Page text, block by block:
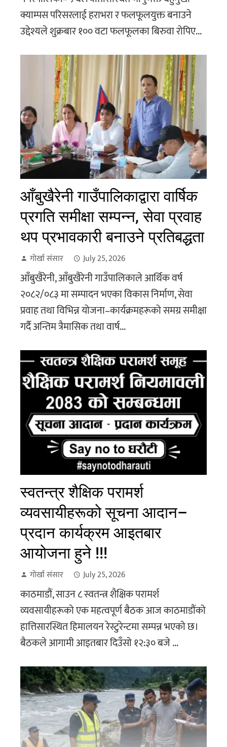
क्याम्पस परिसरलाई हराभरा र फलफूलयुक्त बनाउने
उद्देश्यले शुक्रबार १०० वटा फलफूलका बिरुवा रोपिए...
आँबुखैरेनी गाउँपालिकाद्वारा वार्षिक
प्रगति समीक्षा सम्पन्न, सेवा प्रवाह
थप प्रभावकारी बनाउने प्रतिबद्धता
गोर्खा संसार July 25, 2026
आँबुखैरेनी, आँबुखैरेनी गाउँपालिकाले आर्थिक वर्ष
२०८२/०८३ मा सम्पादन भएका विकास निर्माण, सेवा
प्रवाह तथा विभिन्न योजना–कार्यक्रमहरूको समग्र समीक्षा
गर्दै अन्तिम त्रैमासिक तथा वार्ष...
स्वतन्त्र शैक्षिक परामर्श
व्यवसायीहरूको सूचना आदान–
प्रदान कार्यक्रम आइतबार
आयोजना हुने !!!
गोर्खा संसार July 25, 2026
काठमाडौं, साउन ८ स्वतन्त्र शैक्षिक परामर्श
व्यवसायीहरूको एक महत्वपूर्ण बैठक आज काठमाडौंको
हात्तिसारस्थित हिमालयन रेस्टुरेन्टमा सम्पन्न भएको छ।
बैठकले आगामी आइतबार दिउँसो १२:३० बजे ...